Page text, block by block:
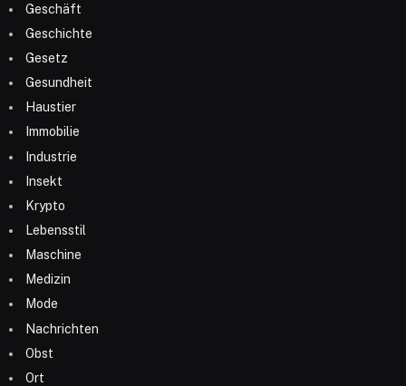
Geschäft
Geschichte
Gesetz
Gesundheit
Haustier
Immobilie
Industrie
Insekt
Krypto
Lebensstil
Maschine
Medizin
Mode
Nachrichten
Obst
Ort